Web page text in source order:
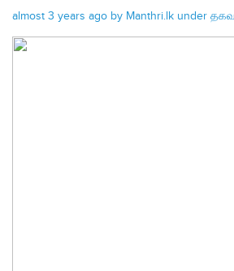
almost 3 years ago by Manthri.lk under